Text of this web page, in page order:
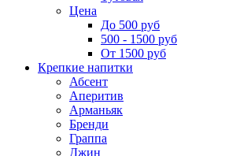
Цена
До 500 руб
500 - 1500 руб
От 1500 руб
Крепкие напитки
Абсент
Аперитив
Арманьяк
Бренди
Граппа
Джин